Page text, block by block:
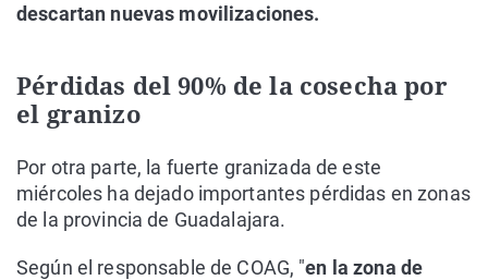
descartan nuevas movilizaciones.
Pérdidas del 90% de la cosecha por
el granizo
Por otra parte, la fuerte granizada de este
miércoles ha dejado importantes pérdidas en zonas
de la provincia de Guadalajara.
Según el responsable de COAG, "en la zona de